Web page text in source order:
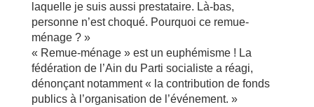
laquelle je suis aussi prestataire. Là-bas,
personne n’est choqué. Pourquoi ce remue-
ménage ? »
« Remue-ménage » est un euphémisme ! La
fédération de l’Ain du Parti socialiste a réagi,
dénonçant notamment « la contribution de fonds
publics à l’organisation de l’événement. »